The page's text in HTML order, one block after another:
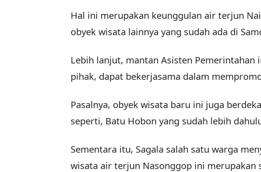
Hal ini merupakan keunggulan air terjun
obyek wisata lainnya yang sudah ada di
Lebih lanjut, mantan Asisten Pemerintahan
pihak, dapat bekerjasama dalam
Pasalnya, obyek wisata baru ini juga
seperti, Batu Hobon yang sudah lebih
Sementara itu, Sagala salah satu warga
wisata air terjun Nasonggop ini merupakan